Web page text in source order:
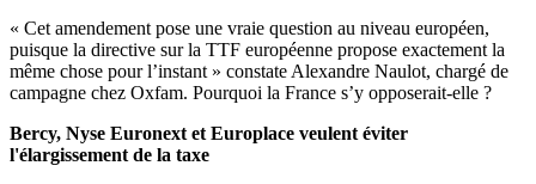
« Cet amendement pose une vraie question au niveau européen,
puisque la directive sur la TTF européenne propose exactement la
même chose pour l’instant » constate Alexandre Naulot, chargé de
campagne chez Oxfam. Pourquoi la France s’y opposerait-elle ?
Bercy, Nyse Euronext et Europlace veulent éviter
l'élargissement de la taxe